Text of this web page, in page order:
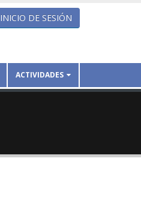
INICIO DE SESIÓN
ACTIVIDADES